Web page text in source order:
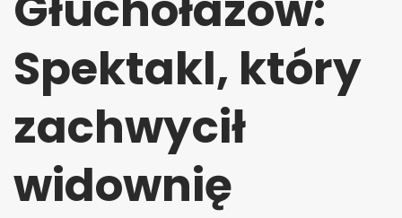
Spektakl, który
zachwycił
widownię